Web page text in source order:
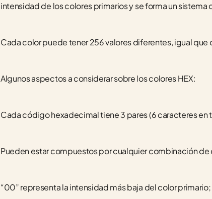
intensidad de los colores primarios y se forma un sistema
Cada color puede tener 256 valores diferentes, igual que
Algunos aspectos a considerar sobre los colores HEX:
Cada código hexadecimal tiene 3 pares (6 caracteres en
Pueden estar compuestos por cualquier combinación de
“00” representa la intensidad más baja del color primario;